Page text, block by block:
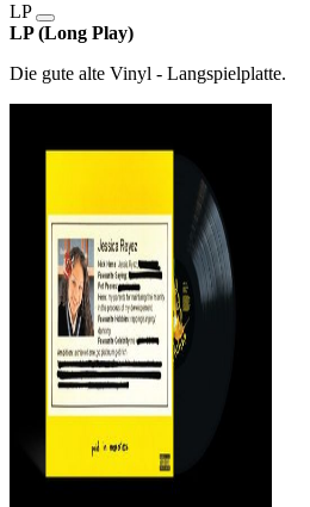
LP
LP (Long Play)
Die gute alte Vinyl - Langspielplatte.